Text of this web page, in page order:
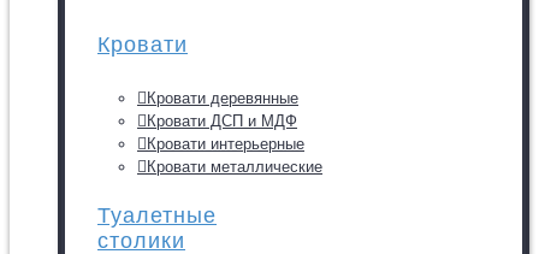
Кровати
Кровати деревянные
Кровати ДСП и МДФ
Кровати интерьерные
Кровати металлические
Туалетные
столики